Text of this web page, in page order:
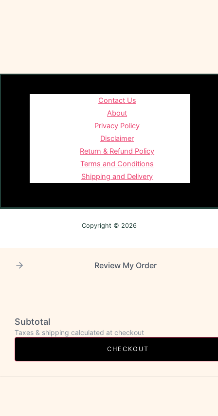
Contact Us
About
Privacy Policy
Disclaimer
Return & Refund Policy
Terms and Conditions
Shipping and Delivery
Copyright © 2026
Review My Order
Subtotal
Taxes & shipping calculated at checkout
CHECKOUT